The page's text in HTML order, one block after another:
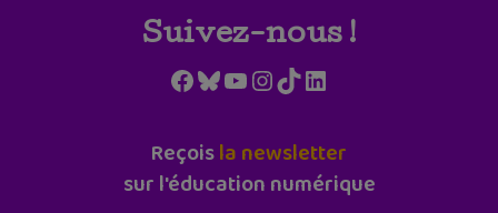
Suivez-nous !
Facebook
Bluesky
YouTube
Instagram
TikTokLinkedIn
Reçoisla newsletter
sur l'éducation numérique